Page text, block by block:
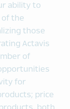
ability to
of the
those
Actavis
of
for
price